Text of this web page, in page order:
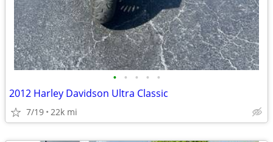
• • • • •
2012 Harley Davidson Ultra Classic
7/19 22k mi